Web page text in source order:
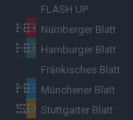
FLASH UP
Nürnberger Blatt
Hamburger Blatt
Fränkisches Blatt
Münchener Blatt
Stuttgarter Blatt